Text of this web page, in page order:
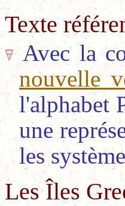
Texte
Avec la
nouvelle
l'alphabet
une
les
Les Îles